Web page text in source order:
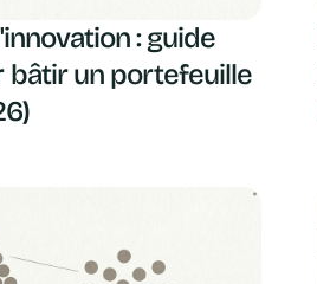
: guide
bâtir un portefeuille